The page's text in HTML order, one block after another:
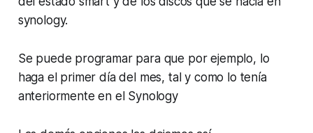
synology.
Se puede programar para que por ejemplo, lo
haga el primer día del mes, tal y como lo tenía
anteriormente en el Synology